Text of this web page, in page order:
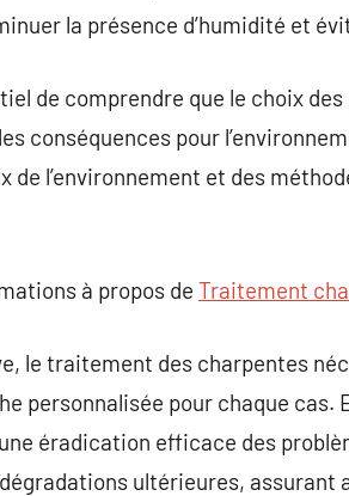
la présence d’humidité et
de comprendre que le choix
conséquences pour
de l’environnement et des
à propos de Traitement
le traitement des charpentes
personnalisée pour chaque
éradication efficace des
ultérieures,